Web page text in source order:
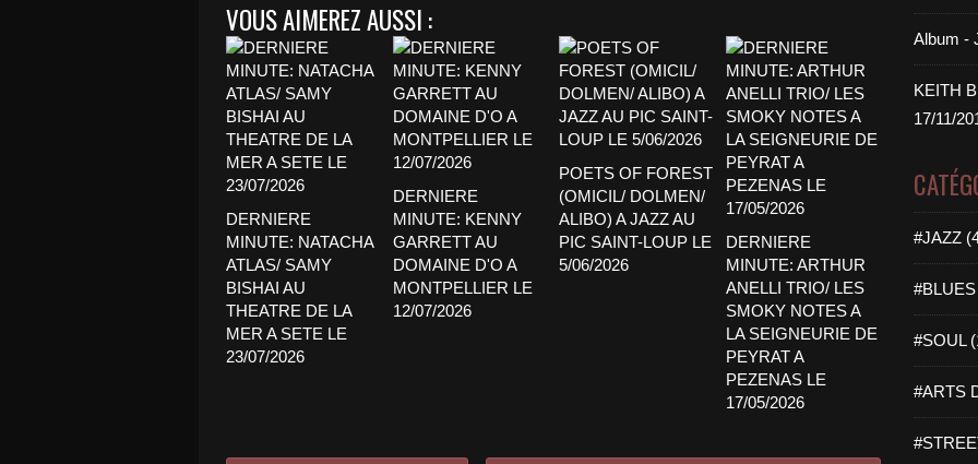
VOUS AIMEREZ AUSSI :
DERNIERE
MINUTE: NATACHA
ATLAS/ SAMY
BISHAI AU
THEATRE DE LA
MER A SETE LE
23/07/2026
DERNIERE
MINUTE: KENNY
GARRETT AU
DOMAINE D'O A
MONTPELLIER LE
12/07/2026
POETS OF FOREST
(OMICIL/ DOLMEN/
ALIBO) A JAZZ AU
PIC SAINT-LOUP LE
5/06/2026
DERNIERE
MINUTE: ARTHUR
ANELLI TRIO/ LES
SMOKY NOTES A
LA SEIGNEURIE DE
PEYRAT A
PEZENAS LE
17/05/2026
Album -
KEITH
17/11/
#JAZZ
#SOUL
#ARTS